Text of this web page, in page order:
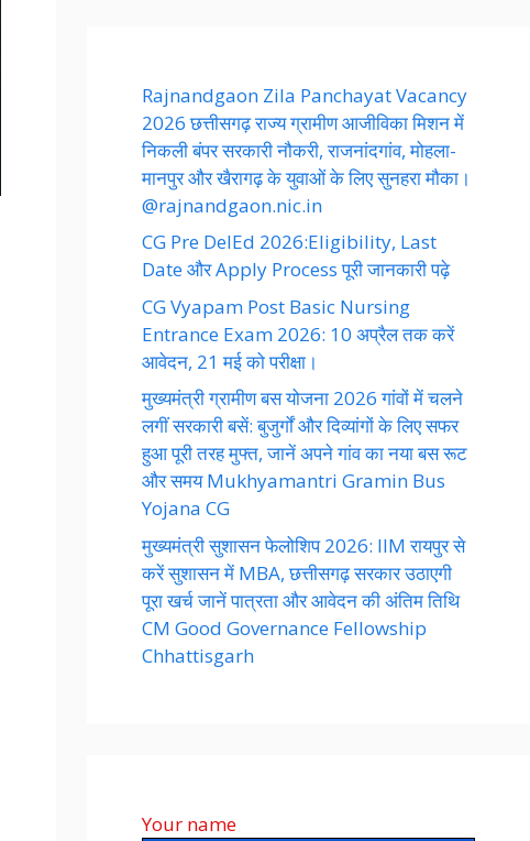
Rajnandgaon Zila Panchayat Vacancy
2026 छत्तीसगढ़ राज्य ग्रामीण आजीविका मिशन में
निकली बंपर सरकारी नौकरी, राजनांदगांव, मोहला-
मानपुर और खैरागढ़ के युवाओं के लिए सुनहरा मौका।
@rajnandgaon.nic.in
CG Pre DelEd 2026:Eligibility, Last
Date और Apply Process पूरी जानकारी पढ़े
CG Vyapam Post Basic Nursing
Entrance Exam 2026: 10 अप्रैल तक करें
आवेदन, 21 मई को परीक्षा।
मुख्यमंत्री ग्रामीण बस योजना 2026 गांवों में चलने
लगीं सरकारी बसें: बुजुर्गों और दिव्यांगों के लिए सफर
हुआ पूरी तरह मुफ्त, जानें अपने गांव का नया बस रूट
और समय Mukhyamantri Gramin Bus
Yojana CG
मुख्यमंत्री सुशासन फेलोशिप 2026: IIM रायपुर से
करें सुशासन में MBA, छत्तीसगढ़ सरकार उठाएगी
पूरा खर्च जानें पात्रता और आवेदन की अंतिम तिथि
CM Good Governance Fellowship
Chhattisgarh
Your name